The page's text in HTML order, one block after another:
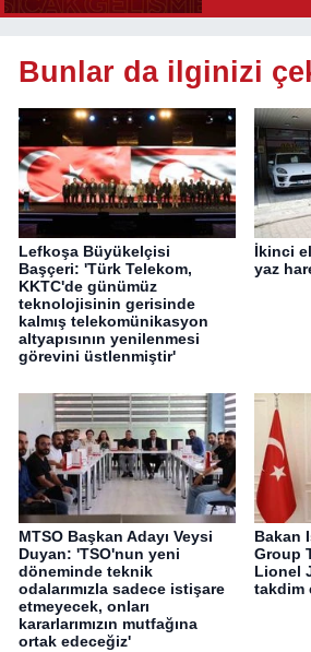
Bunlar da ilginizi
Lefkoşa Büyükelçisi
Başçeri: 'Türk Telekom,
KKTC'de günümüz
teknolojisinin gerisinde
kalmış telekomünikasyon
altyapısının yenilenmesi
görevini üstlenmiştir'
İkinci
yaz
MTSO Başkan Adayı Veysi
Duyan: 'TSO'nun yeni
döneminde teknik
odalarımızla sadece istişare
etmeyecek, onları
kararlarımızın mutfağına
ortak edeceğiz'
Bakan
Group
Lionel
takdim